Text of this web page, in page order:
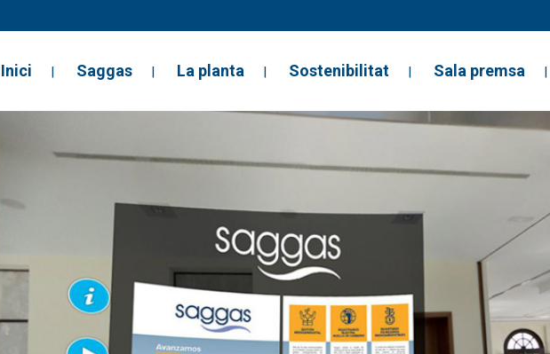
Inici Saggas La planta Sostenibilitat Sala premsa